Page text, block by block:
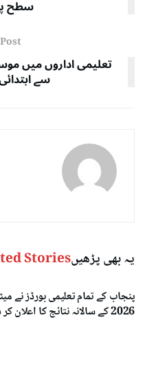
سطح
تعلیمی اداروں میں
سے
یہ بھی پڑھیںStories
پنجاب کے تمام تعلیمی بورڈز نے
2026 کے سالانہ نتائج کا اعلان کر دیا